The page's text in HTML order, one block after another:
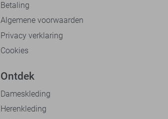
Betaling
Algemene voorwaarden
Privacy verklaring
Cookies
Ontdek
Dameskleding
Herenkleding